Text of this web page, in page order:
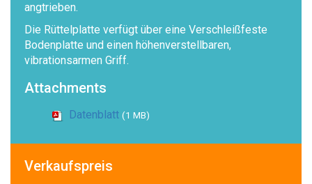
angtrieben.
Die Rüttelplatte verfügt über eine Verschleißfeste
Bodenplatte und einen höhenverstellbaren,
vibrationsarmen Griff.
Attachments
Datenblatt (1 MB)
Verkaufspreis